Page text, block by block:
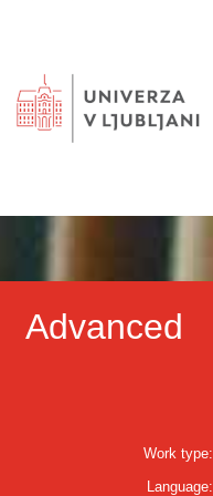
Advanced
Work type:
Language: